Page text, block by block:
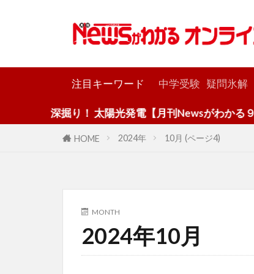
注目キーワード 中学受験 疑問氷解
深掘り！ 太陽光発電【月刊Newsがわかる９月号】
HOME 2024年 10月 (ページ4)
MONTH
2024年10月